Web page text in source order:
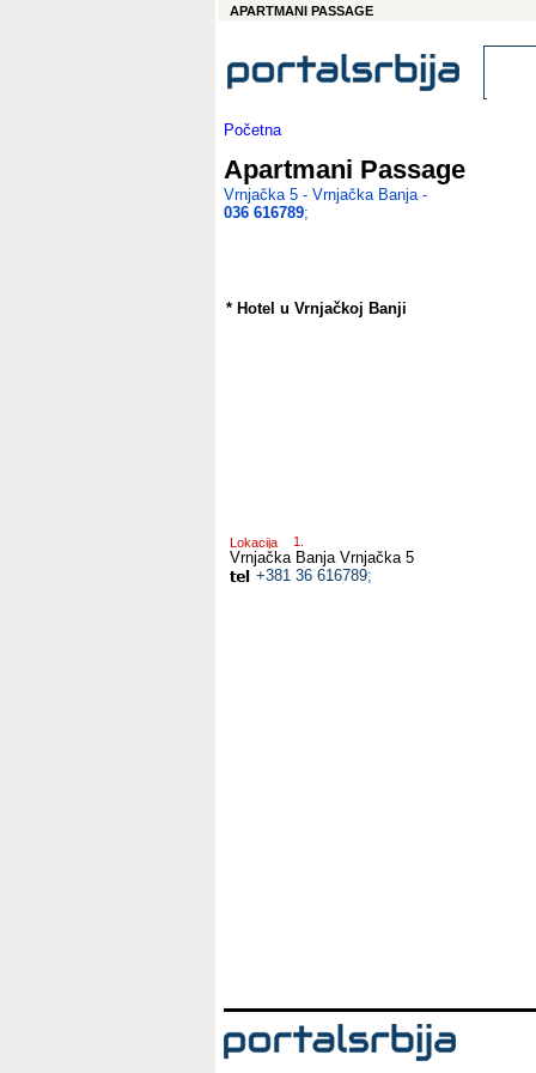
APARTMANI PASSAGE
Početna
Apartmani Passage
* Hotel u Vrnjačkoj Banji
Vrnjačka 5 - Vrnjačka Banja -
036 616789;
Lokacija
Vrnjačka Banja Vrnjačka 5
+381 36 616789;